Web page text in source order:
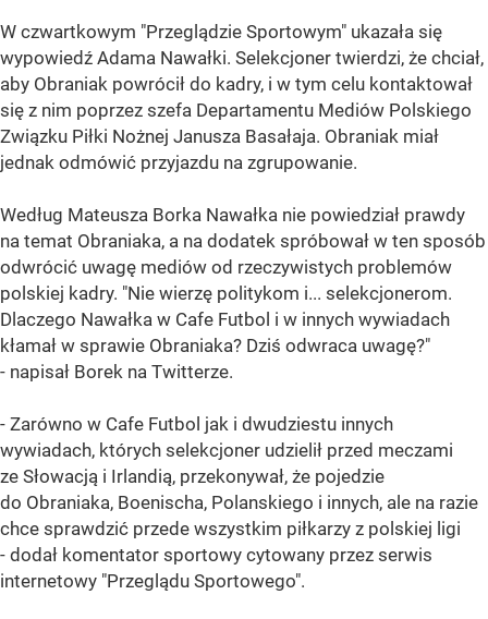
W czwartkowym "Przeglądzie Sportowym" ukazała się
wypowiedź Adama Nawałki. Selekcjoner twierdzi, że chciał,
aby Obraniak powrócił do kadry, i w tym celu kontaktował
się z nim poprzez szefa Departamentu Mediów Polskiego
Związku Piłki Nożnej Janusza Basałaja. Obraniak miał
jednak odmówić przyjazdu na zgrupowanie.
Według Mateusza Borka Nawałka nie powiedział prawdy
na temat Obraniaka, a na dodatek spróbował w ten sposób
odwrócić uwagę mediów od rzeczywistych problemów
polskiej kadry. "Nie wierzę politykom i... selekcjonerom.
Dlaczego Nawałka w Cafe Futbol i w innych wywiadach
kłamał w sprawie Obraniaka? Dziś odwraca uwagę?"
- napisał Borek na Twitterze.
- Zarówno w Cafe Futbol jak i dwudziestu innych
wywiadach, których selekcjoner udzielił przed meczami
ze Słowacją i Irlandią, przekonywał, że pojedzie
do Obraniaka, Boenischa, Polanskiego i innych, ale na razie
chce sprawdzić przede wszystkim piłkarzy z polskiej ligi
- dodał komentator sportowy cytowany przez serwis
internetowy "Przeglądu Sportowego".